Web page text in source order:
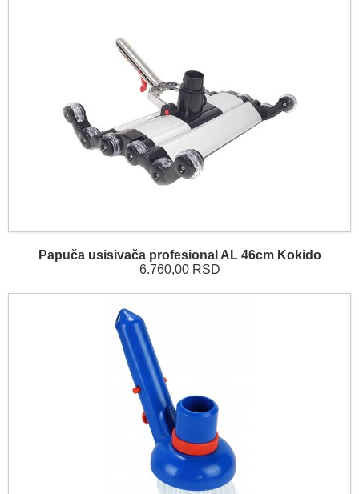
Papuča usisivača profesional AL 46cm Kokido
6.760,00 RSD